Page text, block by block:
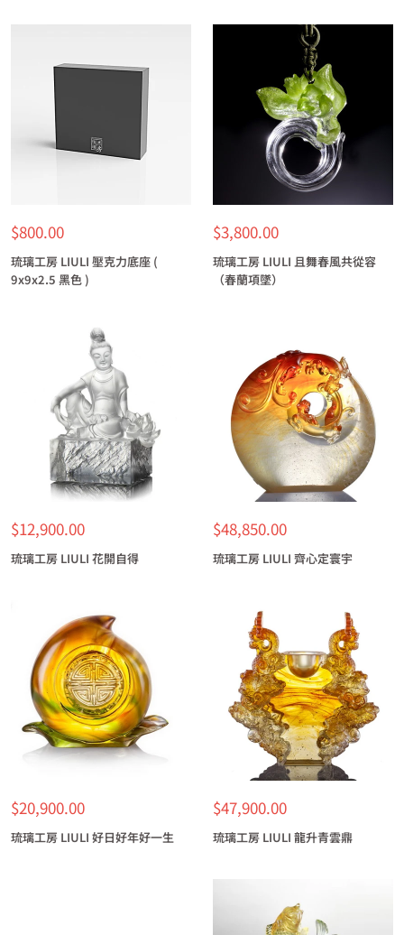
特
價
$800.00
琉璃工房 LIULI 壓克力底座 (
9x9x2.5 黑色 )
特
價
$3,800.00
琉璃工房 LIULI 且舞春風共從容
（春蘭項墜）
特
價
$12,900.00
琉璃工房 LIULI 花開自得
特
價
$48,850.00
琉璃工房 LIULI 齊心定寰宇
特
價
$20,900.00
琉璃工房 LIULI 好日好年好一生
特
價
$47,900.00
琉璃工房 LIULI 龍升青雲鼎